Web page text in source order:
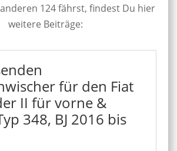
124 fährst, findest Du hier
weitere Beiträge:
für den Fiat
II für vorne &
348, BJ 2016 bis